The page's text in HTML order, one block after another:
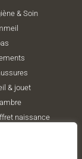
& Soin
& jouet
naissance
de